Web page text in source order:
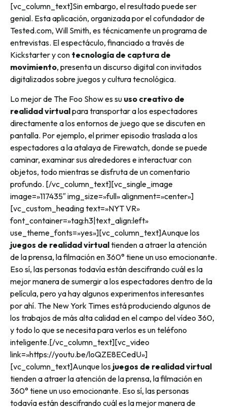
[vc_column_text]Sin embargo, el resultado puede ser
genial. Esta aplicación, organizada por el cofundador de
Tested.com, Will Smith, es técnicamente un programa de
entrevistas. El espectáculo, financiado a través de
Kickstarter y con tecnología de captura de
movimiento, presenta un discurso digital con invitados
digitalizados sobre juegos y cultura tecnológica.
Lo mejor de The Foo Show es su uso creativo de
realidad virtualpara transportar a los espectadores
directamente a los entornos de juego que se discuten en
pantalla. Por ejemplo, el primer episodio traslada a los
espectadores a la atalaya de Firewatch, donde se puede
caminar, examinar sus alrededores e interactuar con
objetos, todo mientras se disfruta de un comentario
profundo. [/vc_column_text][vc_single_image
image=»117435″ img_size=»full» alignment=»center»]
[vc_custom_heading text=»NYT VR»
font_container=»tag:h3|text_align:left»
use_theme_fonts=»yes»][vc_column_text]Aunque los
juegos de realidad virtualtienden a atraer la atención
de la prensa, la filmación en 360° tiene un uso emocionante.
Eso sí, las personas todavía están descifrando cuál es la
mejor manera de sumergir a los espectadores dentro de la
película, pero ya hay algunos experimentos interesantes
por ahí. The New York Times está produciendo algunos de
los trabajos de más alta calidad en el campo del vídeo 360,
y todo lo que se necesita para verlos es un teléfono
inteligente.[/vc_column_text][vc_video
link=»https://youtu.be/loQZE8ECedU»]
[vc_column_text]Aunque los juegos de realidad virtual
tienden a atraer la atención de la prensa, la filmación en
360° tiene un uso emocionante. Eso sí, las personas
todavía están descifrando cuál es la mejor manera de